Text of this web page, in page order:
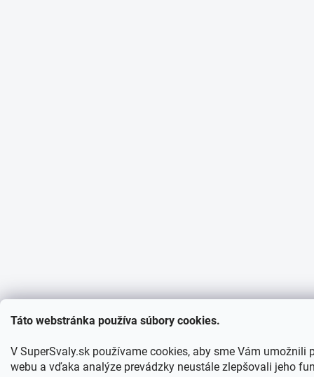
Táto webstránka používa súbory cookies.
V SuperSvaly.sk používame cookies, aby sme Vám umožnili
webu a vďaka analýze prevádzky neustále zlepšovali jeho